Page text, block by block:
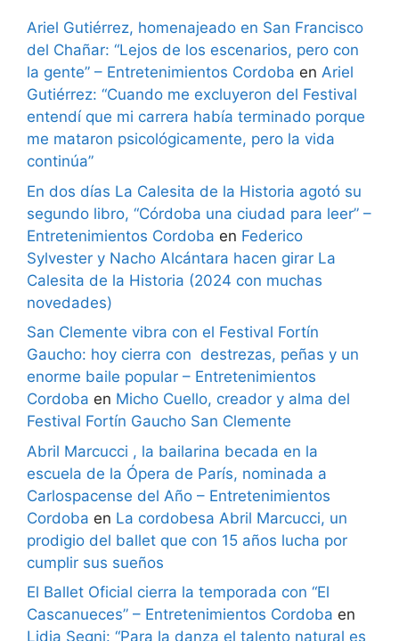
Ariel Gutiérrez, homenajeado en San Francisco
del Chañar: “Lejos de los escenarios, pero con
la gente” – Entretenimientos Cordoba en Ariel
Gutiérrez: “Cuando me excluyeron del Festival
entendí que mi carrera había terminado porque
me mataron psicológicamente, pero la vida
continúa”
En dos días La Calesita de la Historia agotó su
segundo libro, “Córdoba una ciudad para leer” –
Entretenimientos Cordoba en Federico
Sylvester y Nacho Alcántara hacen girar La
Calesita de la Historia (2024 con muchas
novedades)
San Clemente vibra con el Festival Fortín
Gaucho: hoy cierra con destrezas, peñas y un
enorme baile popular – Entretenimientos
Cordoba en Micho Cuello, creador y alma del
Festival Fortín Gaucho San Clemente
Abril Marcucci , la bailarina becada en la
escuela de la Ópera de París, nominada a
Carlospacense del Año – Entretenimientos
Cordoba en La cordobesa Abril Marcucci, un
prodigio del ballet que con 15 años lucha por
cumplir sus sueños
El Ballet Oficial cierra la temporada con “El
Cascanueces” – Entretenimientos Cordoba en
Lidia Segni: “Para la danza el talento natural es